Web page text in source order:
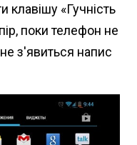
клавішу «Гучність
поки телефон не
з'явиться напис